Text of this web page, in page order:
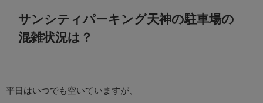
サンシティパーキング天神の駐車場の
混雑状況は？
平日はいつでも空いていますが、